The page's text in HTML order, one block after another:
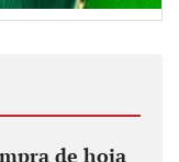
de hoja